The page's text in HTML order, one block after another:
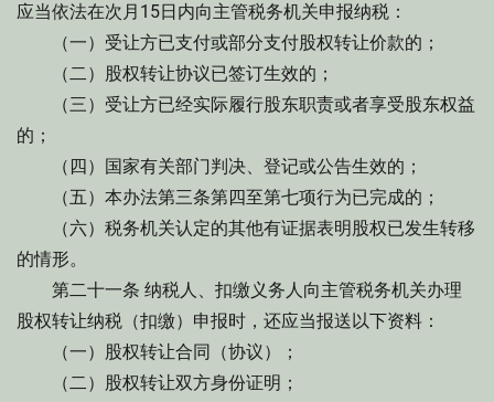
应当依法在次月15日内向主管税务机关申报纳税：
（一）受让方已支付或部分支付股权转让价款的；
（二）股权转让协议已签订生效的；
（三）受让方已经实际履行股东职责或者享受股东权益
的；
（四）国家有关部门判决、登记或公告生效的；
（五）本办法第三条第四至第七项行为已完成的；
（六）税务机关认定的其他有证据表明股权已发生转移
的情形。
第二十一条 纳税人、扣缴义务人向主管税务机关办理
股权转让纳税（扣缴）申报时，还应当报送以下资料：
（一）股权转让合同（协议）；
（二）股权转让双方身份证明；